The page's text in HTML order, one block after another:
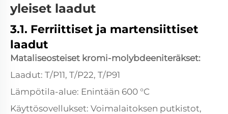
yleiset laadut
3.1. Ferriittiset ja martensiittiset
laadut
Mataliseosteiset kromi-molybdeeniteräkset:
Laadut: T/P11, T/P22, T/P91
Lämpötila-alue: Enintään 600 °C
Käyttösovellukset: Voimalaitoksen putkistot,